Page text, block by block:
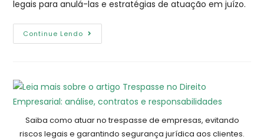
legais para anulá-las e estratégias de atuação em juízo.
Continue Lendo
Saiba como atuar no trespasse de empresas, evitando
riscos legais e garantindo segurança jurídica aos clientes.